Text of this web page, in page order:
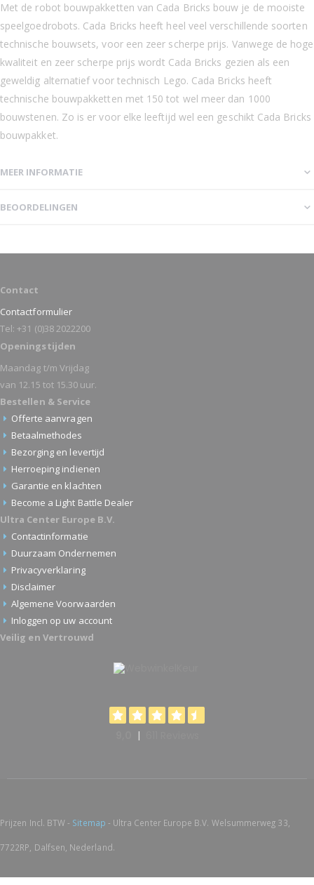
Met de robot bouwpakketten van Cada Bricks bouw je de mooiste
speelgoedrobots. Cada Bricks heeft heel veel verschillende soorten
technische bouwsets, voor een zeer scherpe prijs. Vanwege de hoge
kwaliteit en zeer scherpe prijs wordt Cada Bricks gezien als een
geweldig alternatief voor technisch Lego. Cada Bricks heeft
technische bouwpakketten met 150 tot wel meer dan 1000
bouwstenen. Zo is er voor elke leeftijd wel een geschikt Cada Bricks
bouwpakket.
MEER INFORMATIE
BEOORDELINGEN
Contact
Contactformulier
Tel: +31 (0)38 2022200
Openingstijden
Maandag t/m Vrijdag
van 12.15 tot 15.30 uur.
Bestellen & Service
Offerte aanvragen
Betaalmethodes
Bezorging en levertijd
Herroeping indienen
Garantie en klachten
Become a Light Battle Dealer
Ultra Center Europe B.V.
Contactinformatie
Duurzaam Ondernemen
Privacyverklaring
Disclaimer
Algemene Voorwaarden
Inloggen op uw account
Veilig en Vertrouwd
Prijzen Incl. BTW - Sitemap - Ultra Center Europe B.V. Welsummerweg 33,
7722RP, Dalfsen, Nederland.